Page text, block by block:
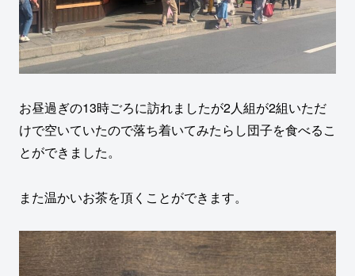
お昼過ぎの13時ごろに訪れましたが2人組が2組いただ
けで空いていたので落ち着いてみたらし団子を食べるこ
とができました。
また温かいお茶を頂くことができます。